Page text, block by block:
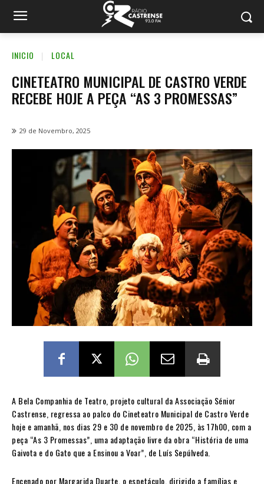
INICIO LOCAL
CINETEATRO MUNICIPAL DE CASTRO VERDE
RECEBE HOJE A PEÇA “AS 3 PROMESSAS”
29 de Novembro, 2025
A Bela Companhia de Teatro, projeto cultural da Associação Sénior
Castrense, regressa ao palco do Cineteatro Municipal de Castro Verde
hoje e amanhã, nos dias 29 e 30 de novembro de 2025, às 17h00, com a
peça “As 3 Promessas”, uma adaptação livre da obra “História de uma
Gaivota e do Gato que a Ensinou a Voar”, de Luís Sepúlveda.
Encenado por Margarida Duarte, o espetáculo, dirigido a famílias e